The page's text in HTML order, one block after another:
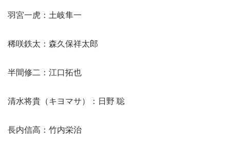
羽宮一虎：土岐隼一
稀咲鉄太：森久保祥太郎
半間修二：江口拓也
清水将貴（キヨマサ）：日野 聡
長内信高：竹内栄治